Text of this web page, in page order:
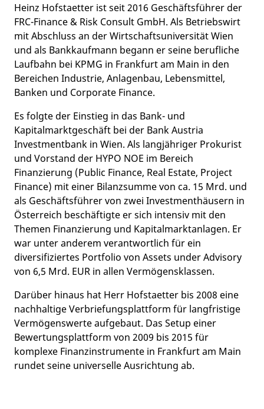
Heinz Hofstaetter ist seit 2016 Geschäftsführer der
FRC-Finance & Risk Consult GmbH. Als Betriebswirt
mit Abschluss an der Wirtschaftsuniversität Wien
und als Bankkaufmann begann er seine berufliche
Laufbahn bei KPMG in Frankfurt am Main in den
Bereichen Industrie, Anlagenbau, Lebensmittel,
Banken und Corporate Finance.
Es folgte der Einstieg in das Bank- und
Kapitalmarktgeschäft bei der Bank Austria
Investmentbank in Wien. Als langjähriger Prokurist
und Vorstand der HYPO NOE im Bereich
Finanzierung (Public Finance, Real Estate, Project
Finance) mit einer Bilanzsumme von ca. 15 Mrd. und
als Geschäftsführer von zwei Investmenthäusern in
Österreich beschäftigte er sich intensiv mit den
Themen Finanzierung und Kapitalmarktanlagen. Er
war unter anderem verantwortlich für ein
diversifiziertes Portfolio von Assets under Advisory
von 6,5 Mrd. EUR in allen Vermögensklassen.
Darüber hinaus hat Herr Hofstaetter bis 2008 eine
nachhaltige Verbriefungsplattform für langfristige
Vermögenswerte aufgebaut. Das Setup einer
Bewertungsplattform von 2009 bis 2015 für
komplexe Finanzinstrumente in Frankfurt am Main
rundet seine universelle Ausrichtung ab.